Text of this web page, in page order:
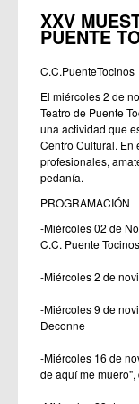
XXV
PUENTE
C.C.PuenteTocinos
El miércoles 2 de
Teatro de Puente
una actividad que
Centro Cultural. En
profesionales,
pedanía.
PROGRAMACIÓN
-Miércoles 02 de
C.C. Puente Tocinos
-Miércoles 2 de
-Miércoles 9 de
Deconne
-Miércoles 16 de
de aquí me